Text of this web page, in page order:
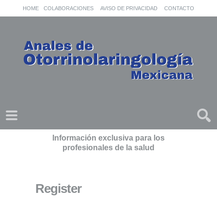
HOME COLABORACIONES AVISO DE PRIVACIDAD CONTACTO
Información exclusiva para los
profesionales de la salud
Register